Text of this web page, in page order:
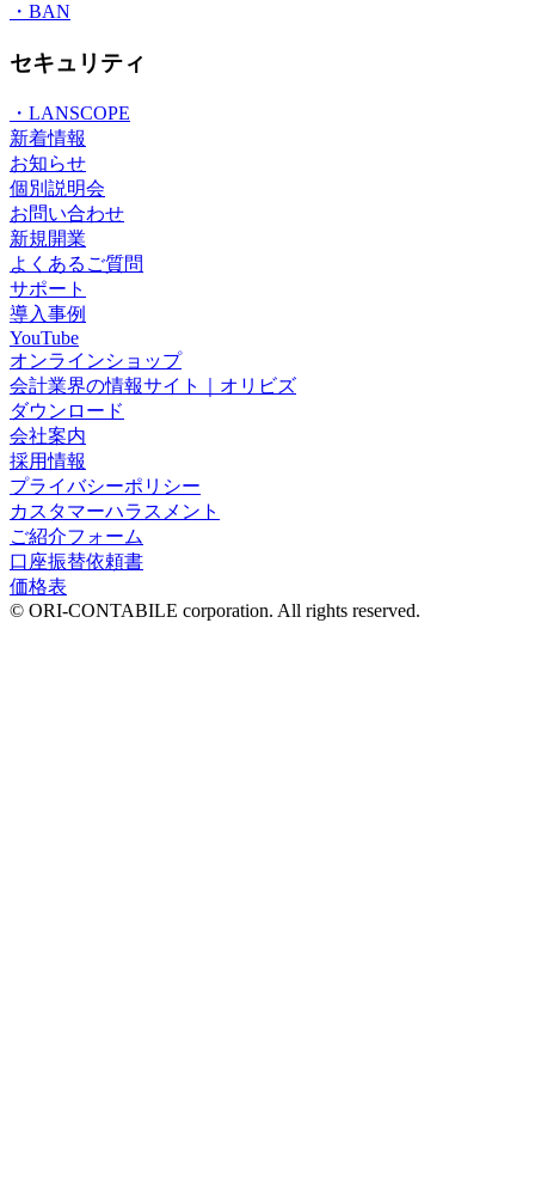
・BAN
セキュリティ
・LANSCOPE
新着情報
お知らせ
個別説明会
お問い合わせ
新規開業
よくあるご質問
サポート
導入事例
YouTube
オンラインショップ
会計業界の情報サイト｜オリビズ
ダウンロード
会社案内
採用情報
プライバシーポリシー
カスタマーハラスメント
ご紹介フォーム
口座振替依頼書
価格表
© ORI-CONTABILE corporation. All rights reserved.